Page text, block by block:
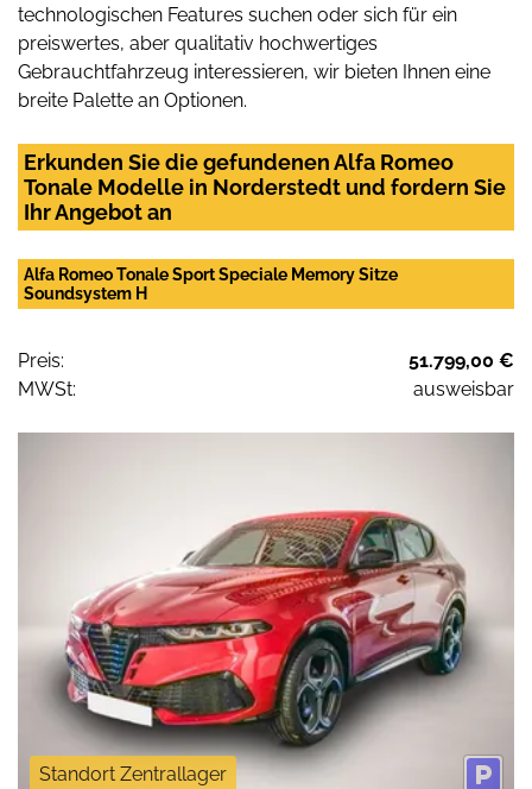
technologischen Features suchen oder sich für ein
preiswertes, aber qualitativ hochwertiges
Gebrauchtfahrzeug interessieren, wir bieten Ihnen eine
breite Palette an Optionen.
Erkunden Sie die gefundenen Alfa Romeo
Tonale Modelle in Norderstedt und fordern Sie
Ihr Angebot an
Alfa Romeo Tonale Sport Speciale Memory Sitze
Soundsystem H
Preis:
51.799,00 €
MWSt:
ausweisbar
Standort Zentrallager